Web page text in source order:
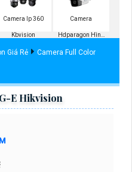
Camera Ip 360
Kbvision
Camera
Hdparagon Hình
Ảnh 4K
Giá Rẻ
Camera Full Color
E Hikvision